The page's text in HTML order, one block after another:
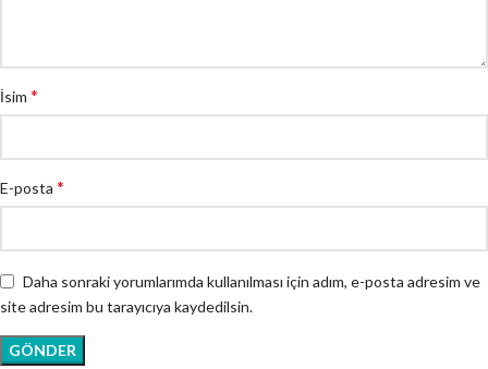
İsim *
E-posta *
Daha sonraki yorumlarımda kullanılması için adım, e-posta adresim ve
site adresim bu tarayıcıya kaydedilsin.